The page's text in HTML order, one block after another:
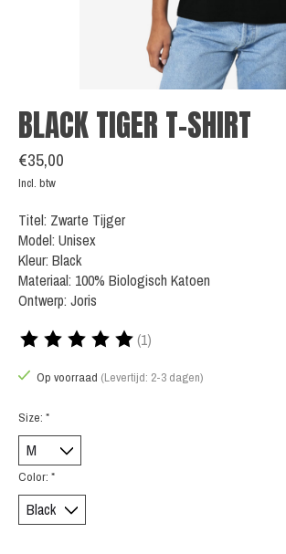
BLACK TIGER T-SHIRT
€35,00
Incl. btw
Titel: Zwarte Tijger
Model: Unisex
Kleur: Black
Materiaal: 100% Biologisch Katoen
Ontwerp: Joris
De beoordeling van dit product is
(1)
Op voorraad (Levertijd: 2-3 dagen)
Size: *
Color: *